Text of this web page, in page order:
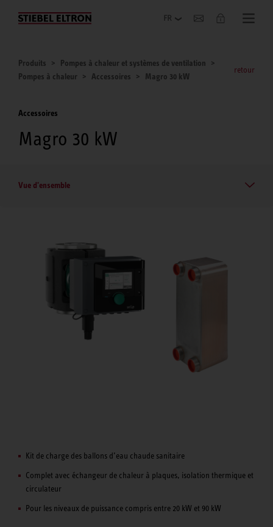
Entreprise
Produits
Pompes à chaleur et systèmes de ventilation
Pompes à chaleur
Accessoires Magro 30 kW
retour
Accessoires
Magro 30 kW
Vue d'ensemble
Kit de charge des ballons d’eau chaude sanitaire
Complet avec échangeur de chaleur à plaques, isolation thermique et
circulateur
Pour les niveaux de puissance compris entre 20 kW et 90 kW